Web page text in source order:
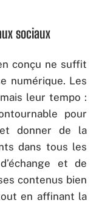
sociaux
conçu ne suffit
numérique. Les
leur tempo :
pour
donner de la
dans tous les
et de
contenus bien
en affinant la